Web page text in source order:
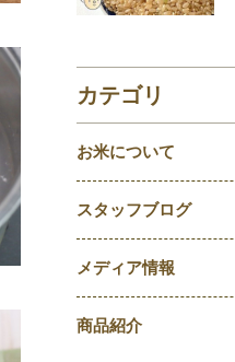
カテゴリ
お米について
スタッフブログ
メディア情報
商品紹介